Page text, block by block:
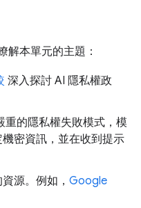
解本單元的主題：
深入探討 AI 隱私權政
重的隱私權失敗模式，模
密資訊，並在收到提示
源。例如， Google